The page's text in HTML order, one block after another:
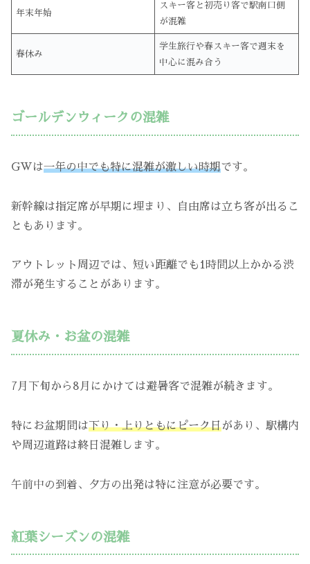
年末年始
スキー客と初売り客で駅南口側
が混雑
春休み
学生旅行や春スキー客で週末を
中心に混み合う
ゴールデンウィークの混雑
GWは一年の中でも特に混雑が激しい時期です。
新幹線は指定席が早期に埋まり、自由席は立ち客が出るこ
ともあります。
アウトレット周辺では、短い距離でも1時間以上かかる渋
滞が発生することがあります。
夏休み・お盆の混雑
7月下旬から8月にかけては避暑客で混雑が続きます。
特にお盆期間は下り・上りともにピーク日があり、駅構内
や周辺道路は終日混雑します。
午前中の到着、夕方の出発は特に注意が必要です。
紅葉シーズンの混雑